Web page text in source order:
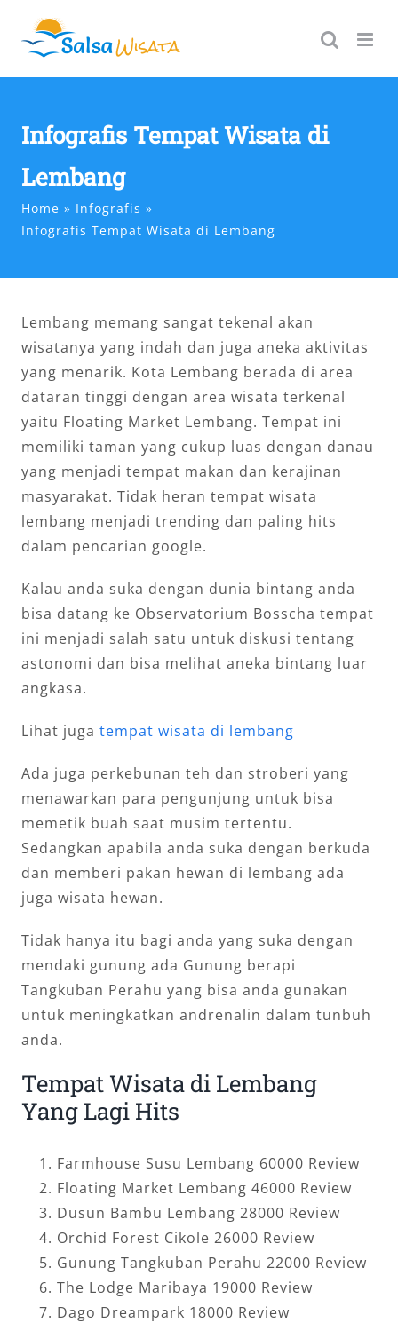
content
Infografis Tempat Wisata di
Lembang
Home
Infografis
Infografis Tempat Wisata di Lembang
Lembang memang sangat tekenal akan
wisatanya yang indah dan juga aneka aktivitas
yang menarik. Kota Lembang berada di area
dataran tinggi dengan area wisata terkenal
yaitu Floating Market Lembang. Tempat ini
memiliki taman yang cukup luas dengan danau
yang menjadi tempat makan dan kerajinan
masyarakat. Tidak heran tempat wisata
lembang menjadi trending dan paling hits
dalam pencarian google.
Kalau anda suka dengan dunia bintang anda
bisa datang ke Observatorium Bosscha tempat
ini menjadi salah satu untuk diskusi tentang
astonomi dan bisa melihat aneka bintang luar
angkasa.
Lihat juga tempat wisata di lembang
Ada juga perkebunan teh dan stroberi yang
menawarkan para pengunjung untuk bisa
memetik buah saat musim tertentu.
Sedangkan apabila anda suka dengan berkuda
dan memberi pakan hewan di lembang ada
juga wisata hewan.
Tidak hanya itu bagi anda yang suka dengan
mendaki gunung ada Gunung berapi
Tangkuban Perahu yang bisa anda gunakan
untuk meningkatkan andrenalin dalam tunbuh
anda.
Tempat Wisata di Lembang
Yang Lagi Hits
Farmhouse Susu Lembang 60000 Review
Floating Market Lembang 46000 Review
Dusun Bambu Lembang 28000 Review
Orchid Forest Cikole 26000 Review
Gunung Tangkuban Perahu 22000 Review
The Lodge Maribaya 19000 Review
Dago Dreampark 18000 Review